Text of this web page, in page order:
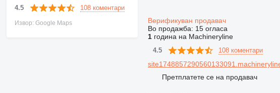
4.5 108 коментари
Извор: Google Maps
Верификуван продавач
Во продажба: 15 огласа
1година на Machineryline
4.5 108 коментари
Претплатете се на продавач